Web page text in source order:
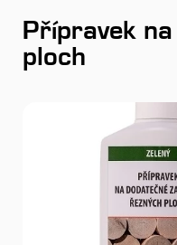
Přípravek
ploch